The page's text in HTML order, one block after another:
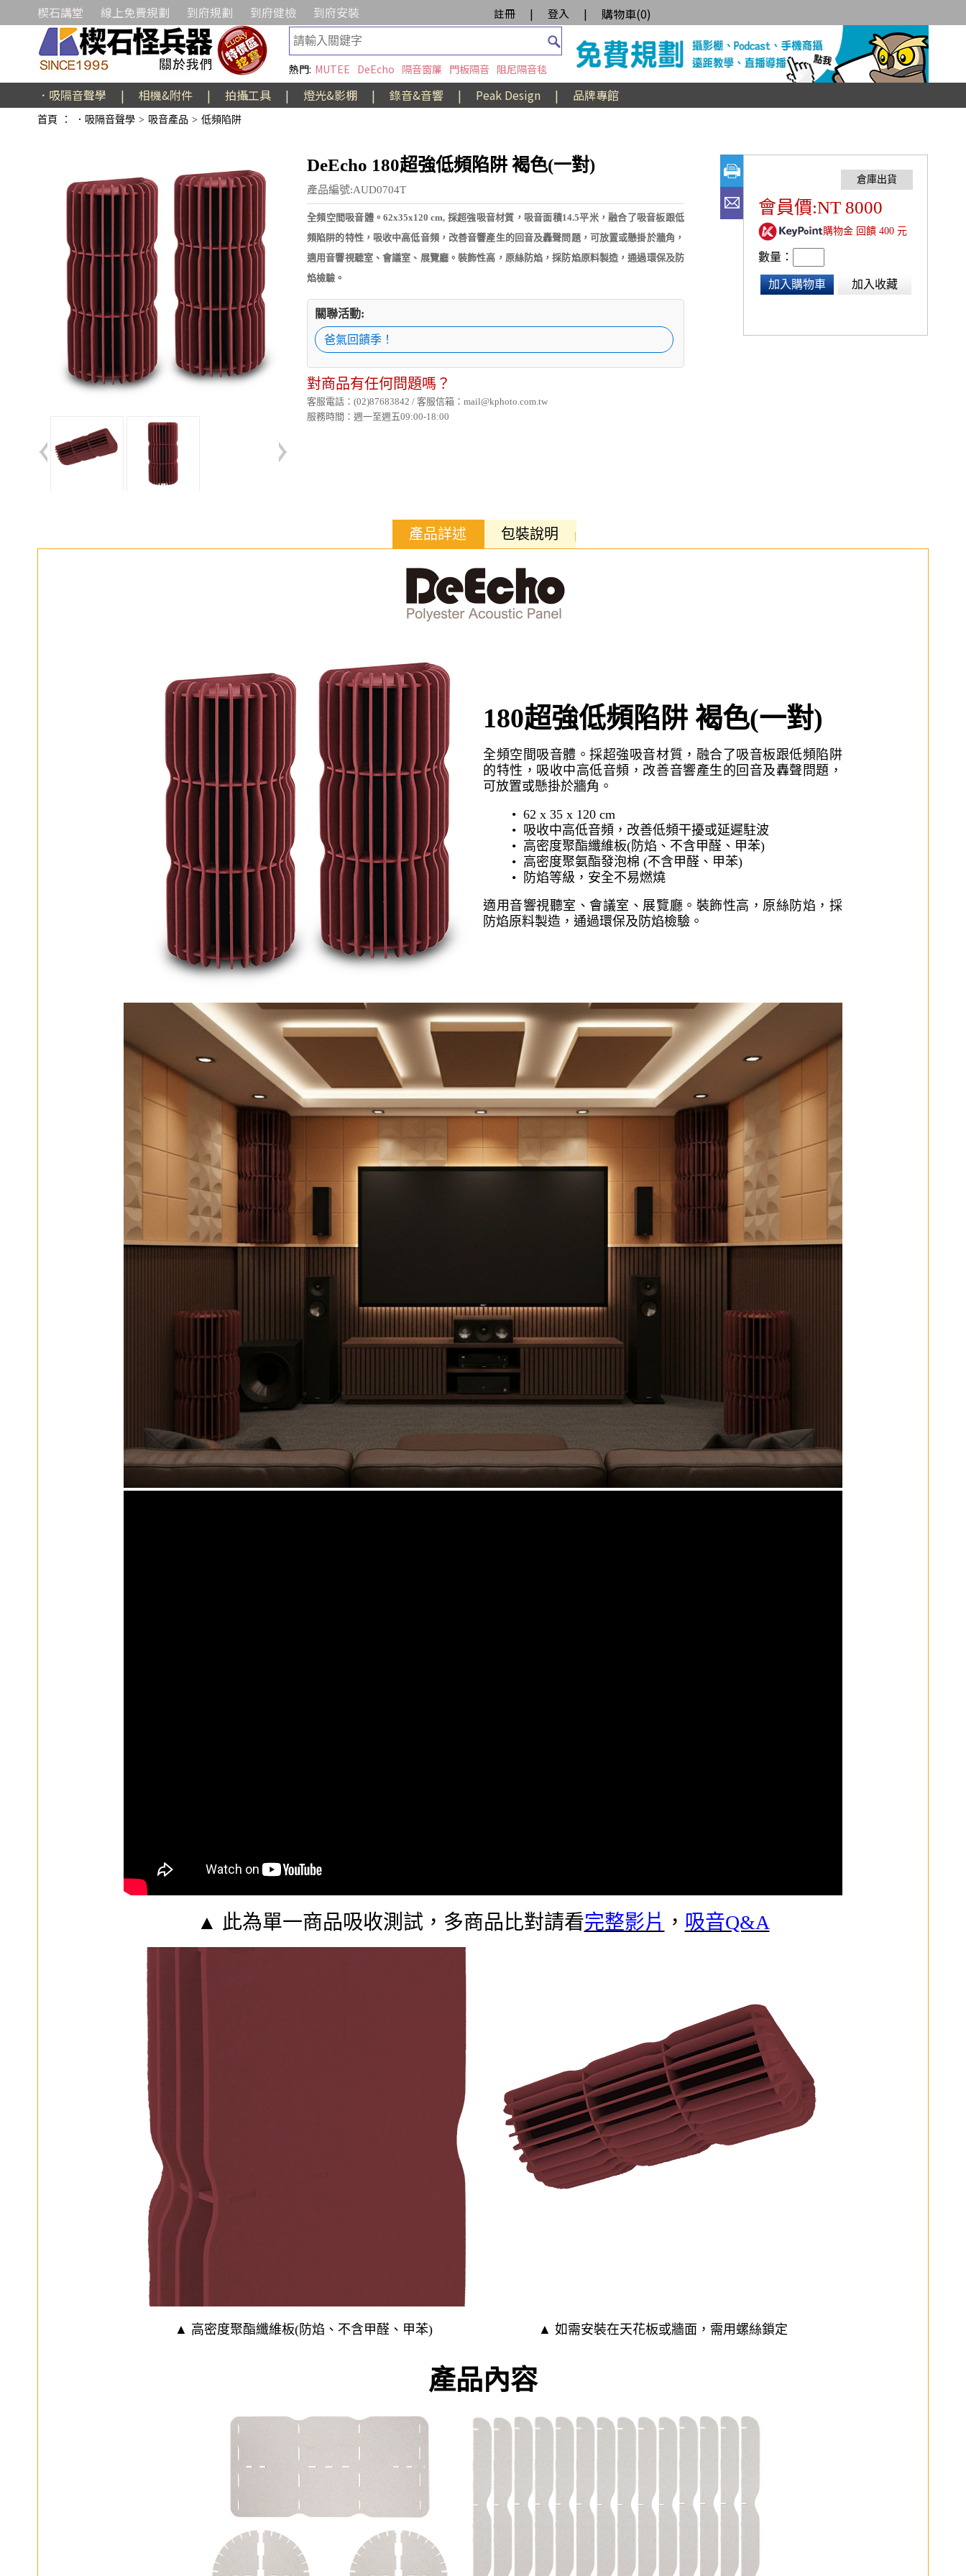
楔石講堂 線上免費規劃 到府規劃 到府健檢 到府安裝 註冊 | 登入 | 購物車(0)
熱門: MUTEE DeEcho 隔音窗簾 門板隔音 阻尼隔音毯
．吸隔音聲學 | 相機&附件 | 拍攝工具 | 燈光&影棚 | 錄音&音響 | Peak Design | 品牌專館
首頁 ： ．吸隔音聲學 > 吸音產品 > 低頻陷阱
DeEcho 180超強低頻陷阱 褐色(一對)
產品編號:AUD0704T
全頻空間吸音體。62x35x120 cm, 採超強吸音材質，吸音面積14.5平米，融合了吸音板跟低
頻陷阱的特性，吸收中高低音頻，改善音響產生的回音及轟聲問題，可放置或懸掛於牆角，
適用音響視聽室、會議室、展覽廳。裝飾性高，原絲防焰，採防焰原料製造，通過環保及防
焰檢驗。
關聯活動:
爸氣回饋季！
對商品有任何問題嗎？
客服電話：(02)87683842 / 客服信箱：mail@kphoto.com.tw
服務時間：週一至週五09:00-18:00
會員價:NT 8000
購物金 回饋 400 元
數量：
加入購物車 加入收藏
產品詳述 包裝說明
180超強低頻陷阱 褐色(一對)
全頻空間吸音體。採超強吸音材質，融合了吸音板跟低頻陷阱
的特性，吸收中高低音頻，改善音響產生的回音及轟聲問題，
可放置或懸掛於牆角。
• 62 x 35 x 120 cm
• 吸收中高低音頻，改善低頻干擾或延遲駐波
• 高密度聚酯纖維板(防焰、不含甲醛、甲苯)
• 高密度聚氨酯發泡棉 (不含甲醛、甲苯)
• 防焰等級，安全不易燃燒
適用音響視聽室、會議室、展覽廳。裝飾性高，原絲防焰，採
防焰原料製造，通過環保及防焰檢驗。
▲ 此為單一商品吸收測試，多商品比對請看完整影片 ， 吸音Q&A
▲ 高密度聚酯纖維板(防焰、不含甲醛、甲苯) ▲ 如需安裝在天花板或牆面，需用螺絲鎖定
產品內容